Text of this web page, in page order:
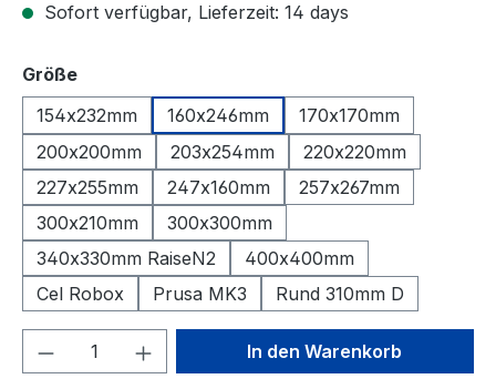
Sofort verfügbar, Lieferzeit: 14 days
Größeauswählen
154x232mm
160x246mm
170x170mm
200x200mm
203x254mm
220x220mm
227x255mm
247x160mm
257x267mm
300x210mm
300x300mm
340x330mm RaiseN2
400x400mm
Cel Robox
Prusa MK3 Rund 310mm D
Produkt Anzahl: Gib denIn den Warenkorb